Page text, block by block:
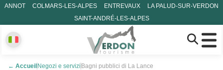
ANNOT COLMARS-LES-ALPES ENTREVAUX
LA PALUD-SUR-VERDON
SAINT-ANDRÉ-LES-ALPES
← Accueil Negozi e servizi Bagni pubblici di La Lance